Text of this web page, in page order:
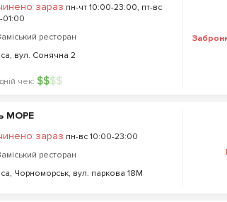
зараз пн-чт 10:00-23:00, пт-вс
01:00
ресторан
вул. Сонячна 2
чек: $$$$
МОРЕ
зараз пн-вс 10:00-23:00
ресторан
Чорноморськ, вул. паркова 18М